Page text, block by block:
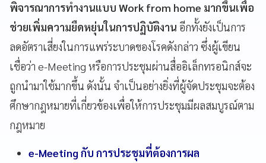
พิจารณาการทำงานแบบ Work from home มากขึ้นเพื่อ
ช่วยเพิ่มความยืดหยุ่นในการปฏิบัติงาน อีกทั้งยังเป็นการ
ลดอัตราเสี่ยงในการแพร่ระบาดของโรคดังกล่าว ซึ่งผู้เขียน
เชื่อว่า e-Meeting หรือการประชุมผ่านสื่ออิเล็กทรอนิกส์จะ
ถูกนำมาใช้มากขึ้น ดังนั้น จำเป็นอย่างยิ่งที่ผู้จัดประชุมจะต้อง
ศึกษากฎหมายที่เกี่ยวข้องเพื่อให้การประชุมมีผลสมบูรณ์ตาม
กฎหมาย
e-Meeting กับ การประชุมที่ต้องการผล